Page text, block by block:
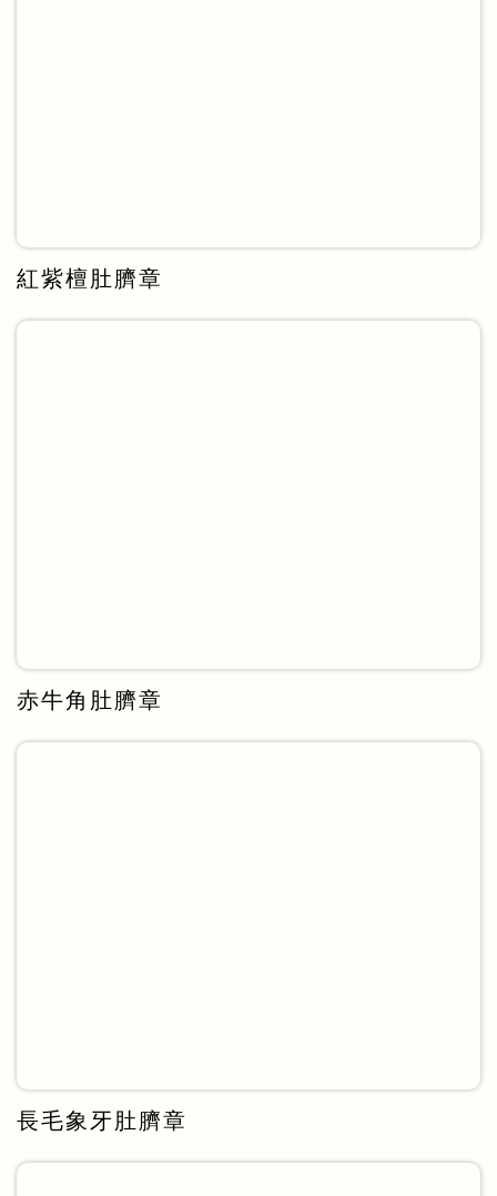
紅紫檀肚臍章
赤牛角肚臍章
長毛象牙肚臍章